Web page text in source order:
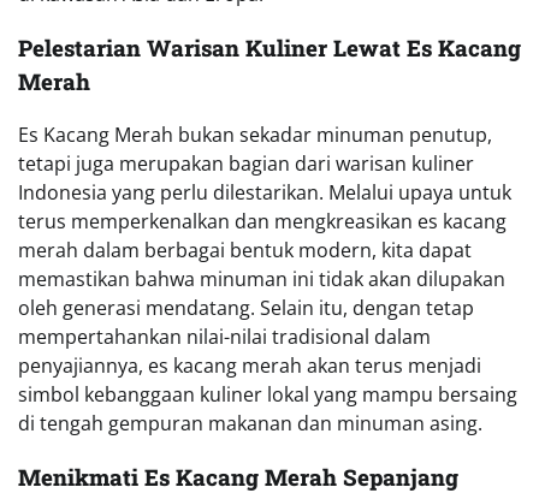
Pelestarian Warisan Kuliner Lewat Es Kacang
Merah
Es Kacang Merah bukan sekadar minuman penutup,
tetapi juga merupakan bagian dari warisan kuliner
Indonesia yang perlu dilestarikan. Melalui upaya untuk
terus memperkenalkan dan mengkreasikan es kacang
merah dalam berbagai bentuk modern, kita dapat
memastikan bahwa minuman ini tidak akan dilupakan
oleh generasi mendatang. Selain itu, dengan tetap
mempertahankan nilai-nilai tradisional dalam
penyajiannya, es kacang merah akan terus menjadi
simbol kebanggaan kuliner lokal yang mampu bersaing
di tengah gempuran makanan dan minuman asing.
Menikmati Es Kacang Merah Sepanjang